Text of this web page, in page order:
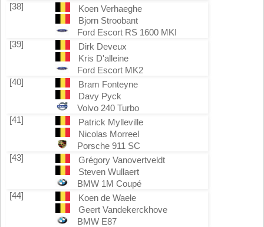
[38]
Koen Verhaeghe
Bjorn Stroobant
Ford Escort RS 1600 MKI
[39]
Dirk Deveux
Kris D'alleine
Ford Escort MK2
[40]
Bram Fonteyne
Davy Pyck
Volvo 240 Turbo
[41]
Patrick Mylleville
Nicolas Morreel
Porsche 911 SC
[43]
Grégory Vanovertveldt
Steven Wullaert
BMW 1M Coupé
[44]
Koen de Waele
Geert Vandekerckhove
BMW E87